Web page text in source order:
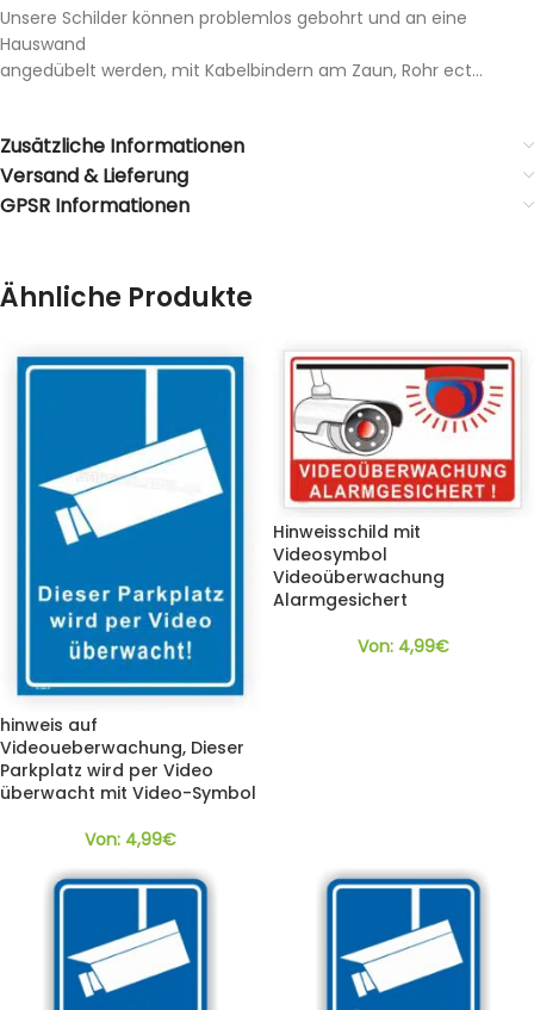
Unsere Schilder können problemlos gebohrt und an eine
Hauswand
angedübelt werden, mit Kabelbindern am Zaun, Rohr ect…
Zusätzliche Informationen
Versand & Lieferung
GPSR Informationen
Ähnliche Produkte
hinweis auf
Videoueberwachung, Dieser
Parkplatz wird per Video
überwacht mit Video-Symbol
Von: 4,99€
Hinweisschild mit
Videosymbol
Videoüberwachung
Alarmgesichert
Von: 4,99€